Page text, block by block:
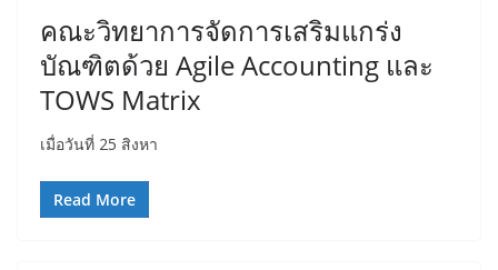
คณะวิทยาการจัดการเสริมแกร่ง
บัณฑิตด้วย Agile Accounting และ
TOWS Matrix
เมื่อวันที่ 25 สิงหา
Read More